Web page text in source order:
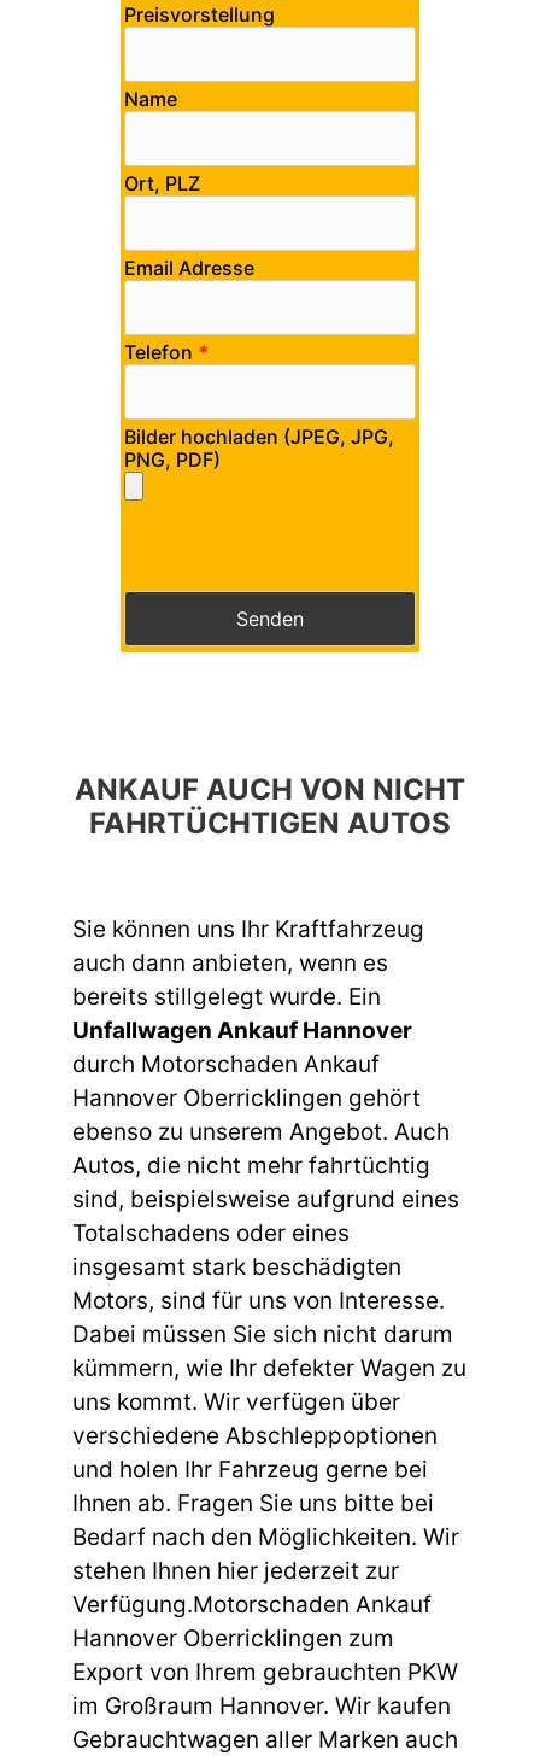
Preisvorstellung
Name
Ort, PLZ
Email Adresse
Telefon *
Bilder hochladen (JPEG, JPG,
PNG, PDF)
Bitte lasse dieses Feld leer.
ANKAUF AUCH VON NICHT
FAHRTÜCHTIGEN AUTOS
Sie können uns Ihr Kraftfahrzeug
auch dann anbieten, wenn es
bereits stillgelegt wurde. Ein
Unfallwagen Ankauf Hannover
durch Motorschaden Ankauf
Hannover Oberricklingen gehört
ebenso zu unserem Angebot. Auch
Autos, die nicht mehr fahrtüchtig
sind, beispielsweise aufgrund eines
Totalschadens oder eines
insgesamt stark beschädigten
Motors, sind für uns von Interesse.
Dabei müssen Sie sich nicht darum
kümmern, wie Ihr defekter Wagen zu
uns kommt. Wir verfügen über
verschiedene Abschleppoptionen
und holen Ihr Fahrzeug gerne bei
Ihnen ab. Fragen Sie uns bitte bei
Bedarf nach den Möglichkeiten. Wir
stehen Ihnen hier jederzeit zur
Verfügung.Motorschaden Ankauf
Hannover Oberricklingen zum
Export von Ihrem gebrauchten PKW
im Großraum Hannover. Wir kaufen
Gebrauchtwagen aller Marken auch